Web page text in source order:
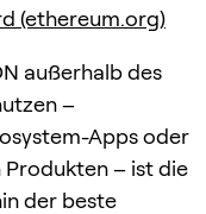
(ethereum.org)
außerhalb des
–
Apps oder
– ist die
der beste